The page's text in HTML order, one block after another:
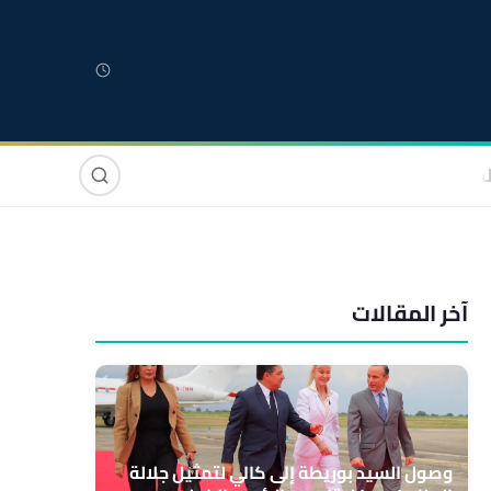
صوت وصورة
آخر المقالات
وصول السيد بوريطة إلى كالي لتمثيل جلالة